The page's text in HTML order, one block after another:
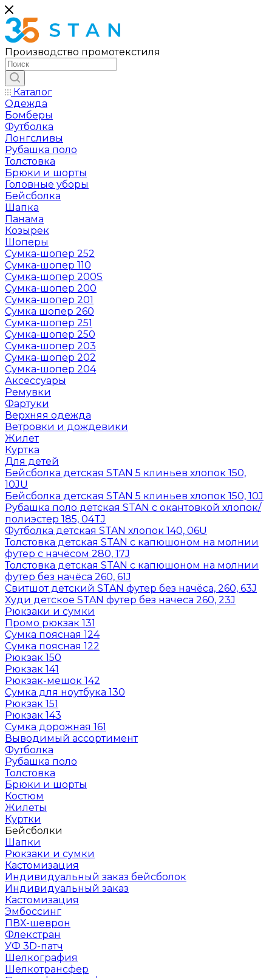
Производство промотекстиля
Каталог
Одежда
Бомберы
Футболка
Лонгсливы
Рубашка поло
Толстовка
Брюки и шорты
Головные уборы
Бейсболка
Шапка
Панама
Козырек
Шоперы
Сумка-шопер 252
Сумка-шопер 110
Сумка-шопер 200S
Сумка-шопер 200
Сумка-шопер 201
Сумка шопер 260
Сумка-шопер 251
Сумка-шопер 250
Сумка-шопер 203
Сумка-шопер 202
Сумка-шопер 204
Аксессуары
Ремувки
Фартуки
Верхняя одежда
Ветровки и дождевики
Жилет
Куртка
Для детей
Бейсболка детская STAN 5 клиньев хлопок 150,
10JU
Бейсболка детская STAN 5 клиньев хлопок 150, 10J
Рубашка поло детская STAN с окантовкой хлопок/
полиэстер 185, 04TJ
Футболка детская STAN хлопок 140, 06U
Толстовка детская STAN с капюшоном на молнии
футер с начёсом 280, 17J
Толстовка детская STAN с капюшоном на молнии
футер без начёса 260, 61J
Свитшот детский STAN футер без начёса, 260, 63J
Худи детское STAN футер без начеса 260, 23J
Рюкзаки и сумки
Промо рюкзак 131
Сумка поясная 124
Сумка поясная 122
Рюкзак 150
Рюкзак 141
Рюкзак-мешок 142
Сумка для ноутбука 130
Рюкзак 151
Рюкзак 143
Сумка дорожная 161
Выводимый ассортимент
Футболка
Рубашка поло
Толстовка
Брюки и шорты
Костюм
Жилеты
Куртки
Бейсболки
Шапки
Рюкзаки и сумки
Кастомизация
Индивидуальный заказ бейсболок
Индивидуальный заказ
Кастомизация
Эмбоссинг
ПВХ-шеврон
Флекстран
УФ 3D-патч
Шелкография
Шелкотрансфер